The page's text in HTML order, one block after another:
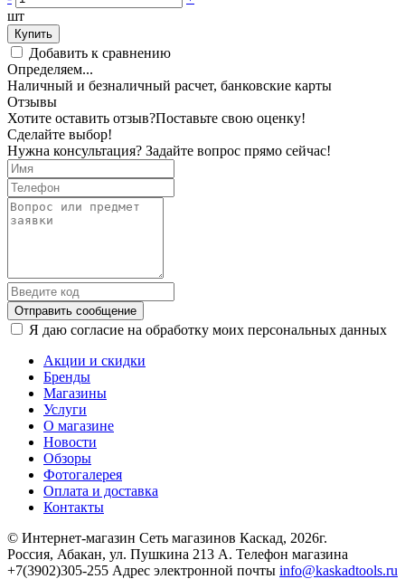
шт
Купить
Добавить к сравнению
Определяем...
Наличный и безналичный расчет, банковские карты
Отзывы
Хотите оставить отзыв?Поставьте свою оценку!
Сделайте выбор!
Нужна консультация? Задайте вопрос прямо сейчас!
Отправить сообщение
Я даю согласие на обработку моих персональных данных
Акции и скидки
Бренды
Магазины
Услуги
О магазине
Новости
Обзоры
Фотогалерея
Оплата и доставка
Контакты
© Интернет-магазин Сеть магазинов Каскад, 2026г.
Россия, Абакан, ул. Пушкина 213 А. Телефон магазина
+7(3902)305-255 Адрес электронной почты info@kaskadtools.ru